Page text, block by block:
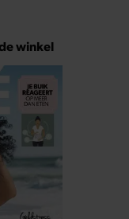
winkel